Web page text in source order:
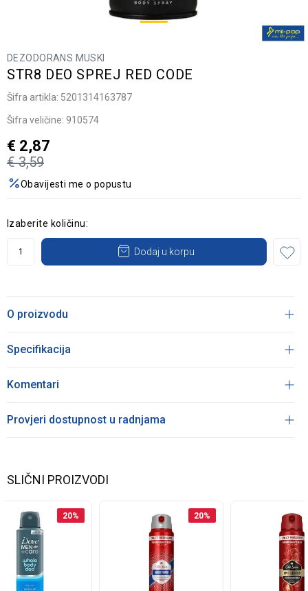
DEZODORANS MUSKI
STR8 DEO SPREJ RED CODE
Šifra artikla: 5201314163787
Šifra veličine: 910574
€ 3,59
€ 2,87
Obavijesti me o popustu
Izaberite količinu:
Dodaj u korpu
O proizvodu
Specifikacija
Komentari
Provjeri dostupnost u radnjama
SLIČNI PROIZVODI
20% 20%